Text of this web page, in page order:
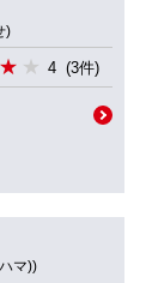
)
4 (3件)
マ))